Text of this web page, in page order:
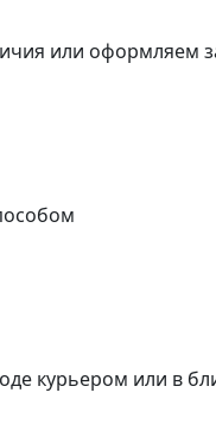
или оформляем
курьером или в